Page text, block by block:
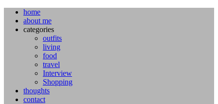
home
about me
categories
outfits
living
food
travel
Interview
Shopping
thoughts
contact